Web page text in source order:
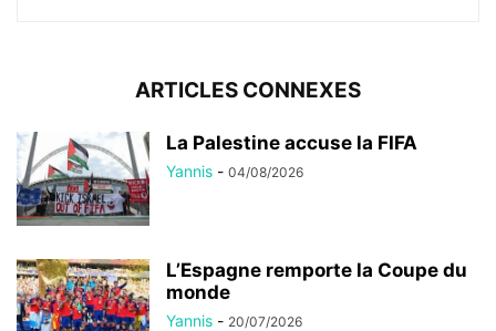
ARTICLES CONNEXES
La Palestine accuse la FIFA
Yannis - 04/08/2026
L’Espagne remporte la Coupe du
monde
Yannis - 20/07/2026